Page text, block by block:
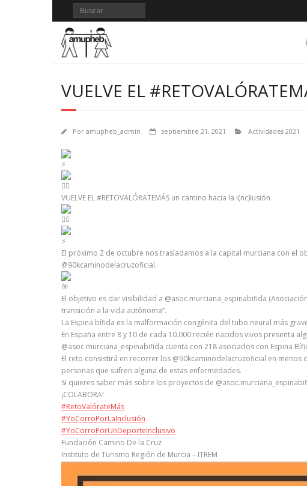
contenido
VUELVE EL
Por amupheb_admin septiembre 21, 2021 Actividades 2021
VUELVE EL #RETOVALÓRATEMÁS un camino hacia la i(nc)lusión
El próximo 2 de octubre nos trasladamos a la capital murciana con el
@90kcaminodelacruzoficial.
El objetivo es dar visibilidad a @asoc.murciana_espinabifida
transición a la vida autónoma”.
La Espina bífida es la malformación congénita del tubo neural más
En España entre 8 y 10 de cada 10.000 recién nacidos vivos presenta
@asoc.murciana_espinabifida cuenta con 218 asociados con Espina
El reto consistirá en recorrer los @90kcaminodelacruzoficial en
personas que sufren alguna de estas enfermedades.
Si quieres saber más sobre los proyectos de
¡COLABORA!
#RetoValórateMás
#YoCorroPorLaInclusión
#YoCorroPorUnDeporteInclusivo
Fundación Camino De la Cruz
Instituto de Turismo Región de Murcia – ITREM